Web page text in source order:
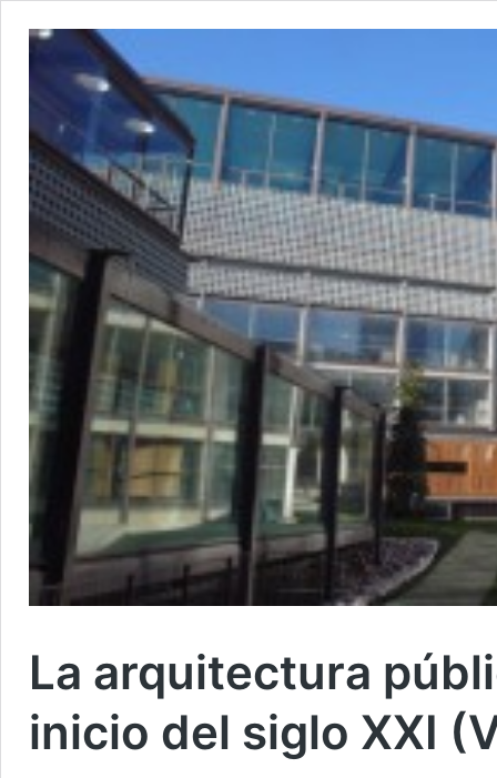
La arquitectura
inicio del siglo XXI